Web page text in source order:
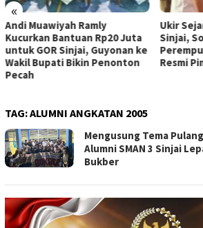
«
Andi Muawiyah Ramly
Kucurkan Bantuan Rp20 Juta
untuk GOR Sinjai, Guyonan ke
Wakil Bupati Bikin Penonton
Pecah
Ukir
Sinjai,
Resmi
TAG:ALUMNI ANGKATAN 2005
Mengusung Tema
Alumni SMAN 3 Sinjai
Bukber